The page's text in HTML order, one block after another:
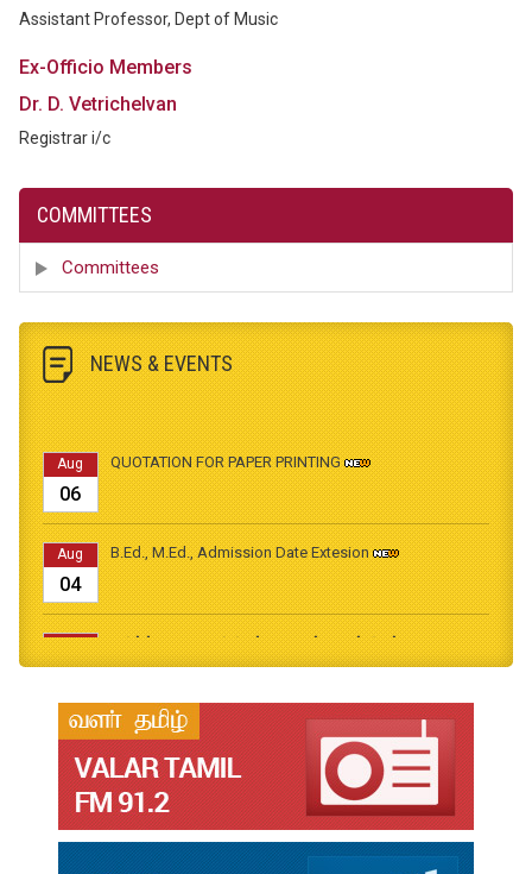
Assistant Professor, Dept of Music
Ex-Officio Members
Dr. D. Vetrichelvan
Registrar i/c
COMMITTEES
Committees
NEWS & EVENTS
Aug
06
QUOTATION FOR PAPER PRINTING
Aug
04
B.Ed., M.Ed., Admission Date Extesion
Jul
31
தமிழ்க்கலை – தமிழியல் காலாண்டு ஆய்விதழ் - 2026
Jul
31
தமிழ்க்கலை – தமிழியல் காலாண்டு ஆய்விதழ் – 2025
Jul
31
தமிழ்க்கலை – தமிழியல் காலாண்டு ஆய்விதழ் – 2024